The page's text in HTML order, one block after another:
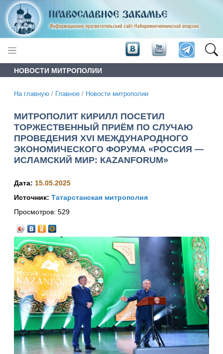
НОВОСТИ МИТРОПОЛИИ
На главную / Главное / Новости митрополии
МИТРОПОЛИТ КИРИЛЛ ПОСЕТИЛ
ТОРЖЕСТВЕННЫЙ ПРИЁМ ПО СЛУЧАЮ
ПРОВЕДЕНИЯ XVI МЕЖДУНАРОДНОГО
ЭКОНОМИЧЕСКОГО ФОРУМА «РОССИЯ —
ИСЛАМСКИЙ МИР: КАZANFORUM»
Дата: 15.05.2025
Источник: Татарстанская митрополия
Просмотров: 529